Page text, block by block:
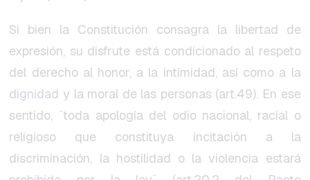
Si bien la Constitución consagra la libertad de
expresión, su disfrute está condicionado al respeto
del derecho al honor, a la intimidad, así como a la
dignidad y la moral de las personas (art.49). En ese
sentido, ¨toda apología del odio nacional, racial o
religioso que constituya incitación a la
discriminación, la hostilidad o la violencia estará